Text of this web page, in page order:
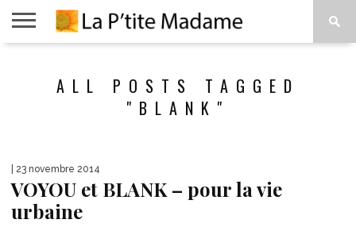
VIVRE
PROPOSALL POSTS TAGGED
"BLANK"
| 23 novembre 2014
VOYOU et BLANK – pour la vie
urbaine